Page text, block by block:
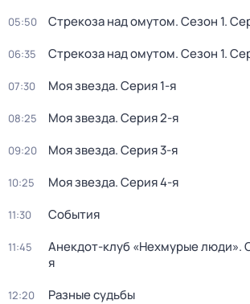
05:50 Стрекоза над омутом. Сезон 1.
06:35 Стрекоза над омутом. Сезон 1.
07:30 Моя звезда. Серия 1-я
08:25 Моя звезда. Серия 2-я
09:20 Моя звезда. Серия 3-я
10:25 Моя звезда. Серия 4-я
11:30 События
11:45 Анекдот-клуб «Нехмурые люди».
я
12:20 Разные судьбы